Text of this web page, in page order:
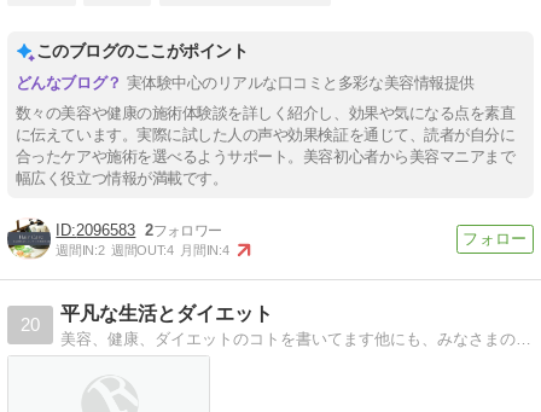
このブログのここがポイント
実体験中心のリアルな口コミと多彩な美容情報提供
数々の美容や健康の施術体験談を詳しく紹介し、効果や気になる点を素直
に伝えています。実際に試した人の声や効果検証を通じて、読者が自分に
合ったケアや施術を選べるようサポート。美容初心者から美容マニアまで
幅広く役立つ情報が満載です。
2096583 2
週間IN:2 週間OUT:4 月間IN:4
20
平凡な生活とダイエット
美容、健康、ダイエットのコトを書いてます他にも、みなさまのお役に立てる情報を書いていきたいです。